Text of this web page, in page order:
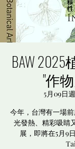
BAW
"作
5月09日
今年，台灣有一場
光發熱、精彩吸睛
展，即將在5月9